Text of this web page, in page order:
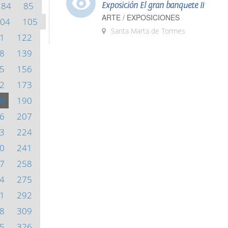
84
85
105
122
139
156
173
190
207
224
241
258
275
292
309
Exposición El gran banquete II
ARTE / EXPOSICIONES
Santa Marta de Tormes